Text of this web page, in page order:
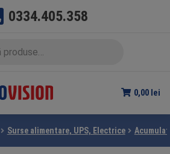
0334.405.358
0,00 lei
Surse alimentare, UPS, Electrice